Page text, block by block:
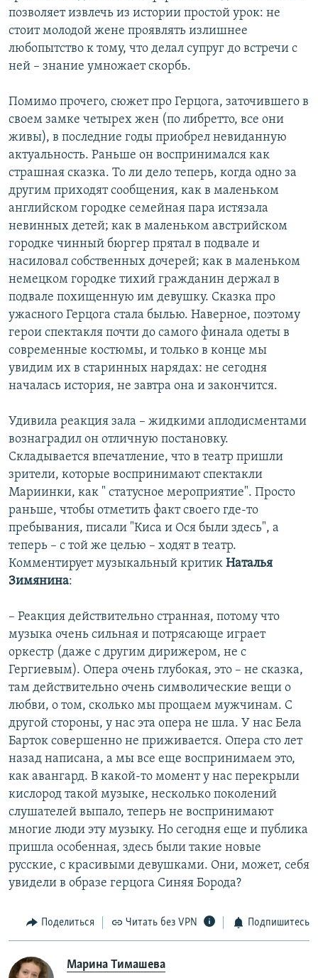
позволяет извлечь из истории простой урок: не
стоит молодой жене проявлять излишнее
любопытство к тому, что делал супруг до встречи с
ней – знание умножает скорбь.
Помимо прочего, сюжет про Герцога, заточившего в
своем замке четырех жен (по либретто, все они
живы), в последние годы приобрел невиданную
актуальность. Раньше он воспринимался как
страшная сказка. То ли дело теперь, когда одно за
другим приходят сообщения, как в маленьком
английском городке семейная пара истязала
невинных детей; как в маленьком австрийском
городке чинный бюргер прятал в подвале и
насиловал собственных дочерей; как в маленьком
немецком городке тихий гражданин держал в
подвале похищенную им девушку. Сказка про
ужасного Герцога стала былью. Наверное, поэтому
герои спектакля почти до самого финала одеты в
современные костюмы, и только в конце мы
увидим их в старинных нарядах: не сегодня
началась история, не завтра она и закончится.
Удивила реакция зала – жидкими аплодисментами
вознаградил он отличную постановку.
Складывается впечатление, что в театр пришли
зрители, которые воспринимают спектакли
Мариинки, как " статусное мероприятие". Просто
раньше, чтобы отметить факт своего где-то
пребывания, писали "Киса и Ося были здесь", а
теперь – с той же целью – ходят в театр.
Комментирует музыкальный критик Наталья
Зимянина:
– Реакция действительно странная, потому что
музыка очень сильная и потрясающе играет
оркестр (даже с другим дирижером, не с
Гергиевым). Опера очень глубокая, это – не сказка,
там действительно очень символические вещи о
любви, о том, сколько мы прощаем мужчинам. С
другой стороны, у нас эта опера не шла. У нас Бела
Барток совершенно не приживается. Опера сто лет
назад написана, а мы все еще воспринимаем это,
как авангард. В какой-то момент у нас перекрыли
кислород такой музыке, несколько поколений
слушателей выпало, теперь не воспринимают
многие люди эту музыку. Но сегодня еще и публика
пришла особенная, здесь были такие новые
русские, с красивыми девушками. Они, может, себя
увидели в образе герцога Синяя Борода?
Поделиться Читать без VPN Подпишитесь
Марина Тимашева